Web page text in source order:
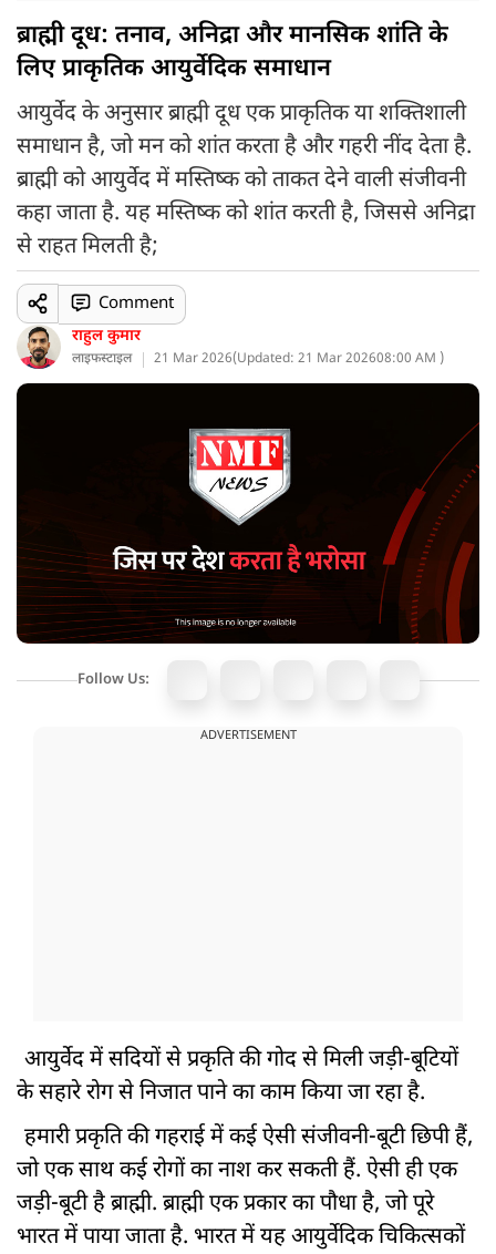
ब्राह्मी दूध: तनाव, अनिद्रा और मानसिक शांति के
लिए प्राकृतिक आयुर्वेदिक समाधान
आयुर्वेद के अनुसार ब्राह्मी दूध एक प्राकृतिक या शक्तिशाली
समाधान है, जो मन को शांत करता है और गहरी नींद देता है.
ब्राह्मी को आयुर्वेद में मस्तिष्क को ताकत देने वाली संजीवनी
कहा जाता है. यह मस्तिष्क को शांत करती है, जिससे अनिद्रा
से राहत मिलती है;
राहुल कुमार
लाइफस्टाइल 21 Mar 2026(Updated: 21 Mar 202608:00 AM )
Comment
Follow Us:
ADVERTISEMENT
आयुर्वेद में सदियों से प्रकृति की गोद से मिली जड़ी-बूटियों
के सहारे रोग से निजात पाने का काम किया जा रहा है.
हमारी प्रकृति की गहराई में कई ऐसी संजीवनी-बूटी छिपी हैं,
जो एक साथ कई रोगों का नाश कर सकती हैं. ऐसी ही एक
जड़ी-बूटी है ब्राह्मी. ब्राह्मी एक प्रकार का पौधा है, जो पूरे
भारत में पाया जाता है. भारत में यह आयुर्वेदिक चिकित्सकों